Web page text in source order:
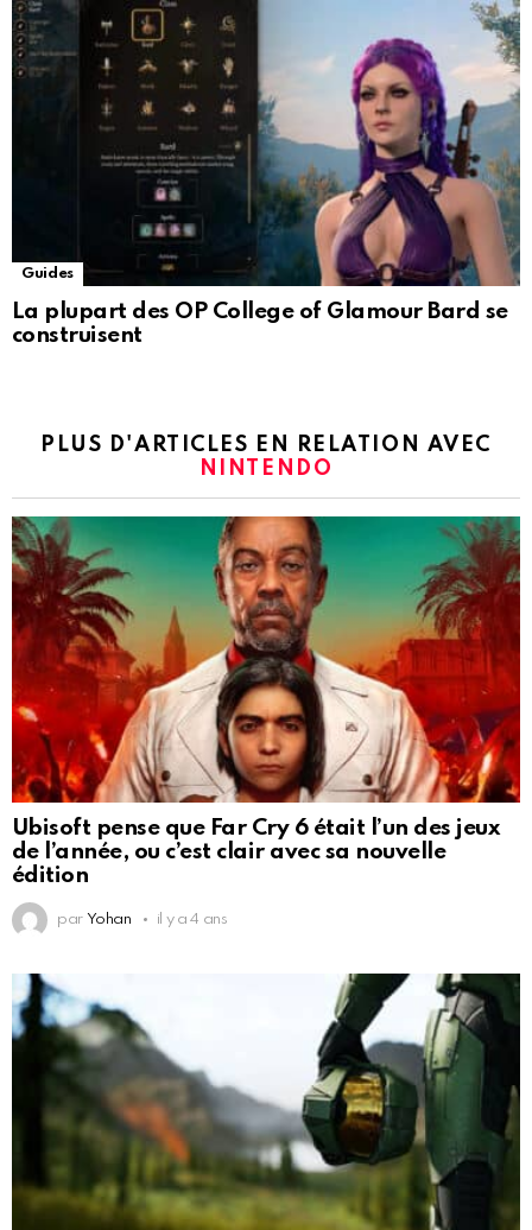
Guides
La plupart des OP College of Glamour Bard se
construisent
PLUS D'ARTICLES EN RELATION AVEC
NINTENDO
Ubisoft pense que Far Cry 6 était l’un des jeux
de l’année, ou c’est clair avec sa nouvelle
édition
par Yohan il y a 4 ans